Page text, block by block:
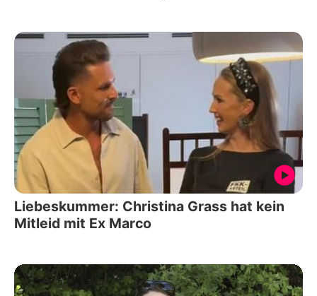
Liebeskummer: Christina Grass hat kein
Mitleid mit Ex Marco